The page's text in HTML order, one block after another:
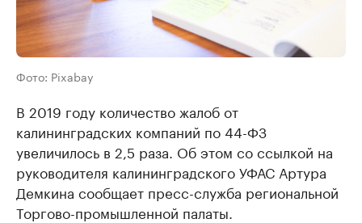
Фото: Pixabay
В 2019 году количество жалоб от
калининградских компаний по 44-ФЗ
увеличилось в 2,5 раза. Об этом со ссылкой на
руководителя калининградского УФАС Артура
Демкина сообщает пресс-служба региональной
Торгово-промышленной палаты.